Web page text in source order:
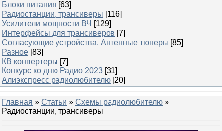
Блоки питания [63]
Радиостанции, трансиверы [116]
Усилители мощности ВЧ [129]
Интерфейсы для трансиверов [7]
Согласующие устройства. Антенные тюнеры [85]
Разное [83]
КВ конвертеры [7]
Конкурс ко дню Радио 2023 [31]
Алиэкспресс радиолюбителю [20]
Главная » Статьи » Схемы радиолюбителю »
Радиостанции, трансиверы